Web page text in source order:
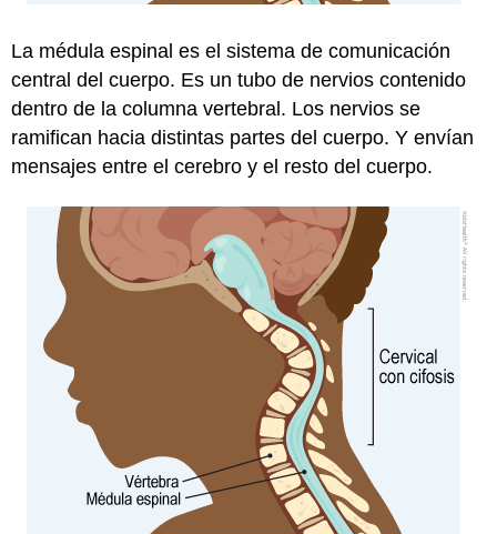
La médula espinal es el sistema de comunicación
central del cuerpo. Es un tubo de nervios contenido
dentro de la columna vertebral. Los nervios se
ramifican hacia distintas partes del cuerpo. Y envían
mensajes entre el cerebro y el resto del cuerpo.